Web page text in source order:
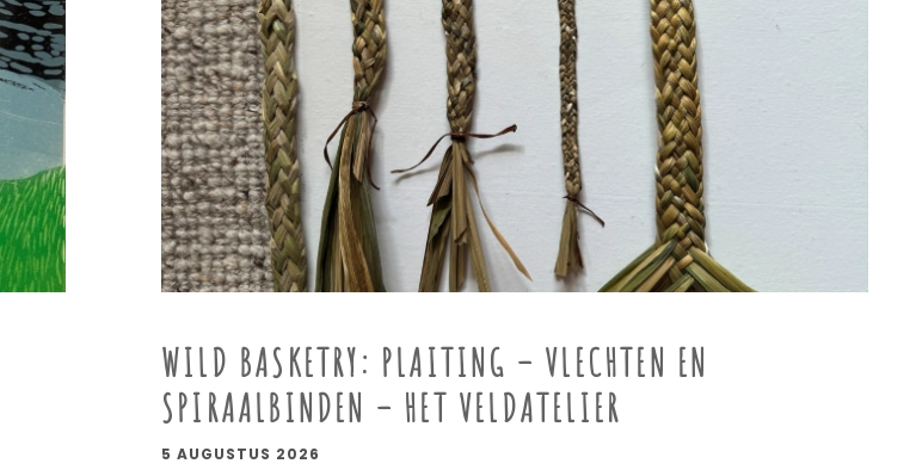
WILD BASKETRY: PLAITING – VLECHTEN EN
SPIRAALBINDEN – HET VELDATELIER
5 AUGUSTUS 2026